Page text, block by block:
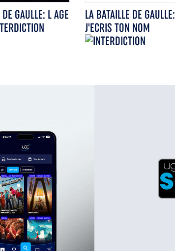
GAULLE: L AGE
LA BATAILLE DE GAULLE:
J'ECRIS TON NOM